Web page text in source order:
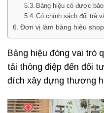
Bảng hiệu có được
Có chính sách đổi trả
Đơn vị làm bảng hiệu
Bảng hiệu đóng vai trò
tải thông điệp đến đối
đích xây dựng thương